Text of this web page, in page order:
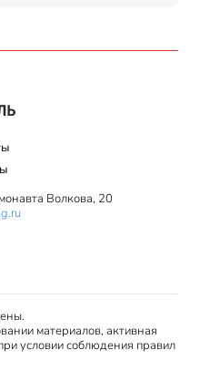
Волкова, 20
материалов, активная
условии соблюдения правил